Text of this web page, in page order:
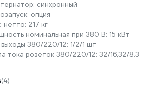
синхронный
опция
нетто: 217 кг
номинальная при 380 В: 15 кВт
380/220/12: 1/2/1 шт
тока розеток 380/220/12: 32/16,32/8.3
(4)